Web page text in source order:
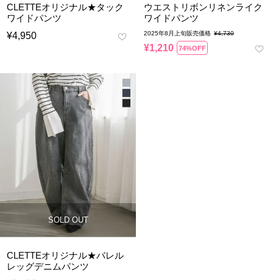
CLETTEオリジナル★タック
ワイドパンツ
¥4,950
ウエストリボンリネンライク
ワイドパンツ
2025年8月上旬販売価格 ¥4,730
¥1,210 74%OFF
SOLD OUT
CLETTEオリジナル★バレル
レッグデニムパンツ